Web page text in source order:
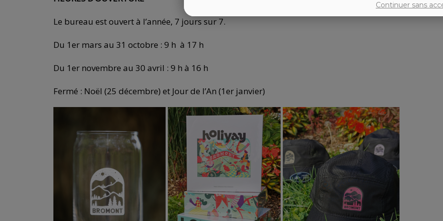
Le bureau est ouvert à l’année, 7 jours sur 7.
Du 1er mars au 31 octobre : 9 h à 17 h
Du 1er novembre au 30 avril : 9 h à 16 h
Fermé : Noël (25 décembre) et Jour de l’An (1er janvier)
Continuer sans